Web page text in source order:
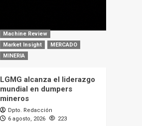
Machine Review
Market Insight
MERCADO
MINERIA
LGMG alcanza el liderazgo
mundial en dumpers
mineros
Dpto. Redacción
6 agosto, 2026
223